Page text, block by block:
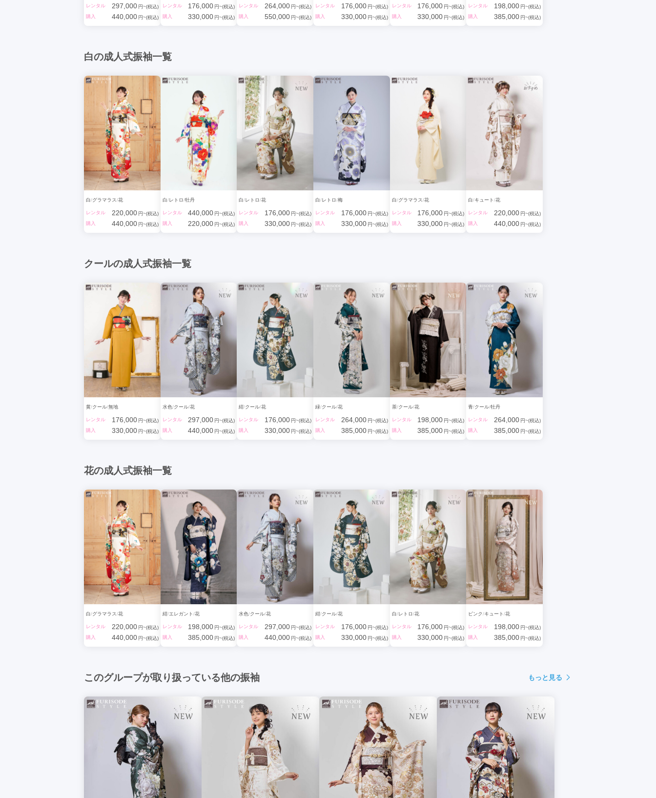
レンタル 297,000 円~(税込)
購入
440,000 円~(税込)
レンタル 176,000 円~(税込)
購入
330,000 円~(税込)
レンタル 264,000 円~(税込)
購入
550,000 円~(税込)
レンタル 176,000 円~(税込)
購入
330,000 円~(税込)
レンタル 176,000 円~(税込)
購入
330,000 円~(税込)
レンタル 198,000 円~(税込)
購入
385,000 円~(税込)
白の成人式振袖一覧
白 グラマラス 花
レンタル 220,000 円~(税込)
購入
440,000 円~(税込)
白 レトロ 牡丹
レンタル 440,000 円~(税込)
購入
220,000 円~(税込)
白 レトロ 花
レンタル 176,000 円~(税込)
購入
330,000 円~(税込)
白 レトロ 梅
レンタル 176,000 円~(税込)
購入
330,000 円~(税込)
白 グラマラス 花
レンタル 176,000 円~(税込)
購入
330,000 円~(税込)
白 キュート 花
レンタル 220,000 円~(税込)
購入
440,000 円~(税込)
クールの成人式振袖一覧
黄 クール 無地
レンタル 176,000 円~(税込)
購入
330,000 円~(税込)
水色 クール 花
レンタル 297,000 円~(税込)
購入
440,000 円~(税込)
紺 クール 花
レンタル 176,000 円~(税込)
購入
330,000 円~(税込)
緑 クール 花
レンタル 264,000 円~(税込)
購入
385,000 円~(税込)
茶 クール 花
レンタル 198,000 円~(税込)
購入
385,000 円~(税込)
青 クール 牡丹
レンタル 264,000 円~(税込)
購入
385,000 円~(税込)
花の成人式振袖一覧
白 グラマラス 花
レンタル 220,000 円~(税込)
購入
440,000 円~(税込)
紺 エレガント 花
レンタル 198,000 円~(税込)
購入
385,000 円~(税込)
水色 クール 花
レンタル 297,000 円~(税込)
購入
440,000 円~(税込)
紺 クール 花
レンタル 176,000 円~(税込)
購入
330,000 円~(税込)
白 レトロ 花
レンタル 176,000 円~(税込)
購入
330,000 円~(税込)
ピンク キュート 花
レンタル 198,000 円~(税込)
購入
385,000 円~(税込)
このグループが取り扱っている他の振袖 もっと見る